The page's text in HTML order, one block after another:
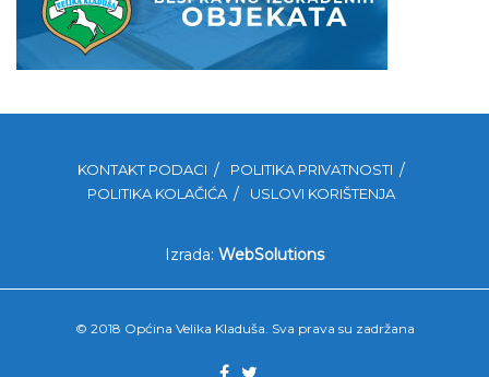
KONTAKT PODACI
POLITIKA PRIVATNOSTI
POLITIKA KOLAČIĆA
USLOVI KORIŠTENJA
Izrada: WebSolutions
© 2018 Općina Velika Kladuša. Sva prava su zadržana